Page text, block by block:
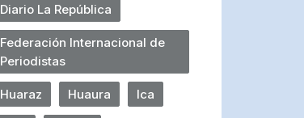
Diario La República
Federación Internacional de
Periodistas
Huaraz Huaura Ica